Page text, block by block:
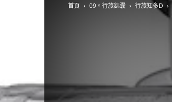
首頁 09。行旅錦囊 行旅知多D